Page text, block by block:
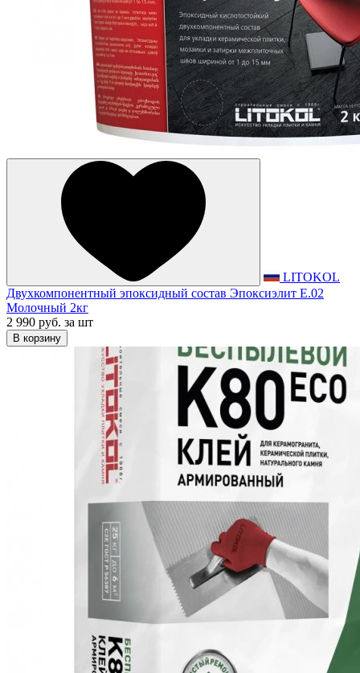
LITOKOL
Двухкомпонентный эпоксидный состав Эпоксиэлит E.02
Молочный 2кг
2 990 руб. за шт
В корзину